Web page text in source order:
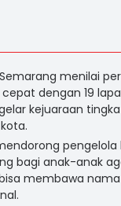
menilai
dengan 19
kejuaraan
pengelola
bagi anak-anak
membawa